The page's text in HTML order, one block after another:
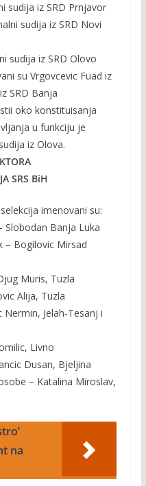
sudija iz SRD Prnjavor
sudija iz SRD Novi
sudija iz SRD Olovo
su Vrgovcevic Fuad iz
SRD Banja
oko konstituisanja
u funkciju je
iz Olova.
SRS BiH
imenovani su:
Slobodan Banja Luka
– Bogilovic Mirsad
Muris, Tuzla
Alija, Tuzla
Nermin, Jelah-Tesanj i
Livno
Dusan, Bjeljina
– Katalina Miroslav,
na